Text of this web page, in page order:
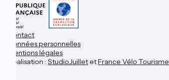
Contact
Données personnelles
Mentions légales
Réalisation : StudioJuilletetFrance Vélo Tourisme